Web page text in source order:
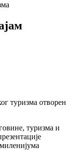
туризма отворен
туризма и